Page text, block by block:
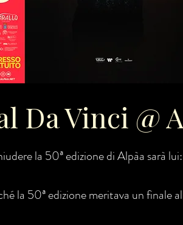
Da Vinci @
la 50ª edizione di Alpàa sarà
la 50ª edizione meritava un finale